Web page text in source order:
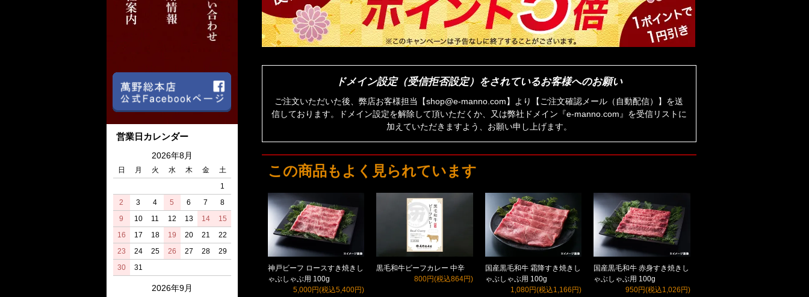
ドメイン設定（受信拒否設定）をされているお客様へのお願い
ご注文いただいた後、弊店お客様担当【shop@e-manno.com】より【ご注文確認メール（自動配信）】を送
信しております。ドメイン設定を解除して頂いただくか、又は弊社ドメイン『e-manno.com』を受信リストに
加えていただきますよう、お願い申し上げます。
この商品もよく見られています
神戸ビーフ ロースすき焼きし
ゃぶしゃぶ用 100g
5,000円(税込5,400円)
黒毛和牛ビーフカレー 中辛
800円(税込864円)
国産黒毛和牛 霜降すき焼きし
ゃぶしゃぶ用 100g
1,080円(税込1,166円)
国産黒毛和牛 赤身すき焼きし
ゃぶしゃぶ用 100g
950円(税込1,026円)
営業日カレンダー
2026年8月
日 月 火 水 木 金
土
1
2
3 4 5 6 7
8
9
10 11 12 13 14
15
16
17 18 19 20 21
22
23
24 25 26 27 28
29
30
31
2026年9月